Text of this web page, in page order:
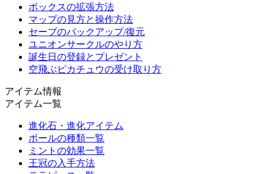
ボックスの拡張方法
マップの見方と操作方法
セーブのバックアップ/復元
ユニオンサークルのやり方
誕生日の登録とプレゼント
空飛ぶピカチュウの受け取り方
アイテム情報
アイテム一覧
進化石・進化アイテム
ボールの種類一覧
ミントの効果一覧
王冠の入手方法